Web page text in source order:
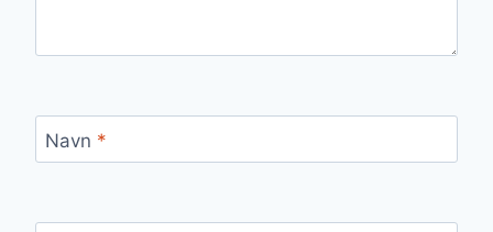
Navn *